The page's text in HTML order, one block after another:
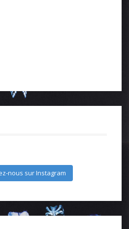
nous sur Instagram